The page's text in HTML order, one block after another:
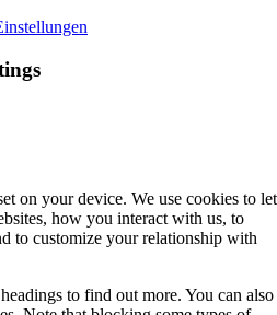
on your device. We use cookies to let
how you interact with us, to
to customize your relationship with
to find out more. You can also